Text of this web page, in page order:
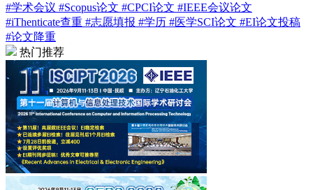
#学术会议 #Scopus论文 #CPCI论文 #IEEE会议论文
#iThenticate查重 #志愿填报 #学历 #医学SCI论文 #EI论文投稿
#论文降重
热门推荐